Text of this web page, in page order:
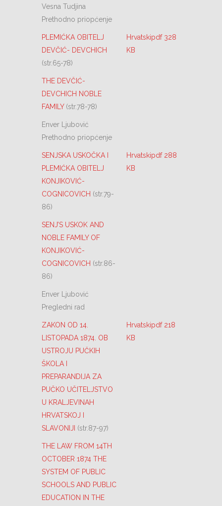
Vesna Tudjina
Prethodno priopćenje
PLEMIĆKA OBITELJ
DEVČIĆ- DEVCHICH
(str.65-78)
Hrvatskipdf 328
KB
THE DEVČIĆ-
DEVCHICH NOBLE
FAMILY (str.78-78)
Enver Ljubović
Prethodno priopćenje
SENJSKA USKOČKA I
PLEMIĆKA OBITELJ
KONJIKOVIĆ-
COGNICOVICH (str.79-
86)
Hrvatskipdf 288
KB
SENJ’S USKOK AND
NOBLE FAMILY OF
KONJIKOVIĆ-
COGNICOVICH (str.86-
86)
Enver Ljubović
Pregledni rad
ZAKON OD 14.
LISTOPADA 1874. OB
USTROJU PUČKIH
ŠKOLA I
PREPARANDIJA ZA
PUČKO UČITELJSTVO
U KRALJEVINAH
HRVATSKOJ I
SLAVONIJI (str.87-97)
Hrvatskipdf 218
KB
THE LAW FROM 14TH
OCTOBER 1874 THE
SYSTEM OF PUBLIC
SCHOOLS AND PUBLIC
EDUCATION IN THE